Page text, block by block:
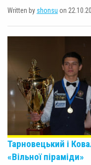
Written by shonsu on
Тарновецький і
«Вільної піраміди»